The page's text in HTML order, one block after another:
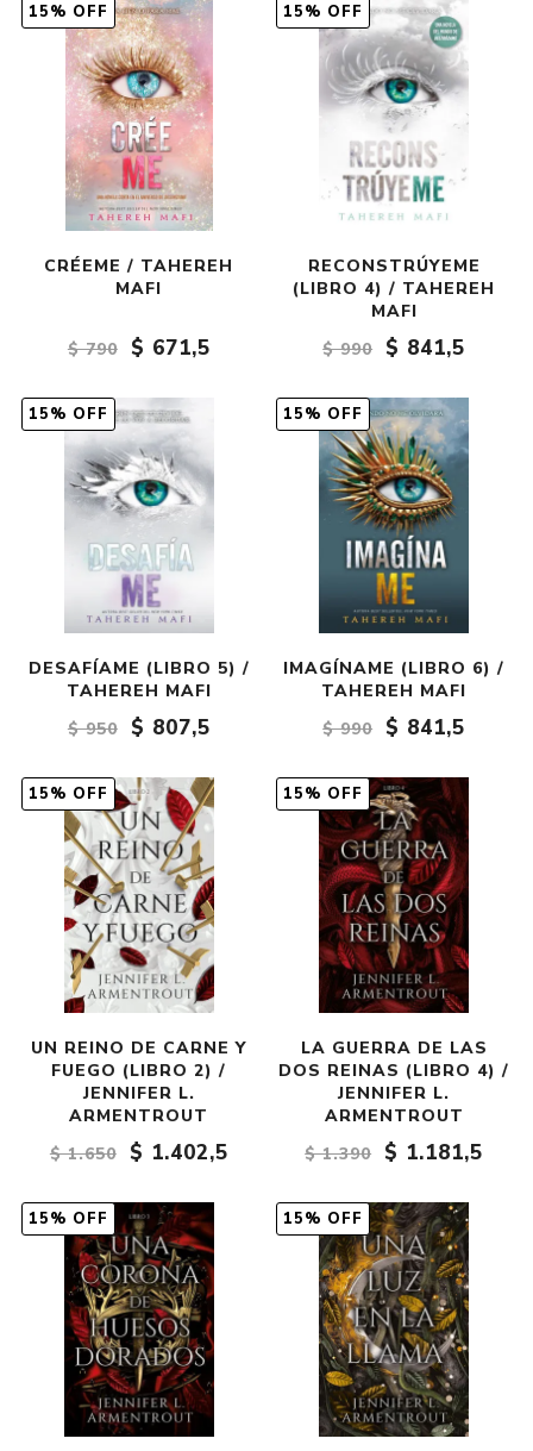
15% OFF
CRÉEME / TAHEREH
MAFI
$ 790 $ 671,5
15% OFF
RECONSTRÚYEME
(LIBRO 4) / TAHEREH
MAFI
$ 990
$ 841,5
15% OFF
DESAFÍAME (LIBRO 5) /
TAHEREH MAFI
$ 950
$ 807,5
15% OFF
IMAGÍNAME (LIBRO 6) /
TAHEREH MAFI
$ 990
$ 841,5
15% OFF
UN REINO DE CARNE Y
FUEGO (LIBRO 2) /
JENNIFER L.
ARMENTROUT
$ 1.650
$ 1.402,5
15% OFF
LA GUERRA DE LAS
DOS REINAS (LIBRO 4) /
JENNIFER L.
ARMENTROUT
$ 1.390
$ 1.181,5
15% OFF 15% OFF